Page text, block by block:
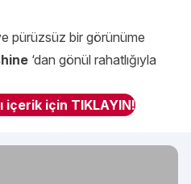
pürüzsüz bir görünüme
‘dan gönül rahatlığıyla
içerik için TIKLAYIN!